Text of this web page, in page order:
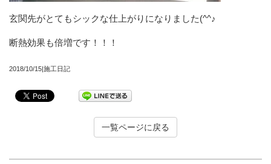
玄関先がとてもシックな仕上がりになりました(^^♪
断熱効果も倍増です！！！
2018/10/15|施工日記
一覧ページに戻る